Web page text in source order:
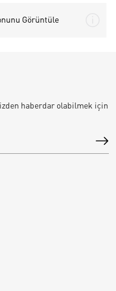
Görüntüle
haberdar olabilmek için